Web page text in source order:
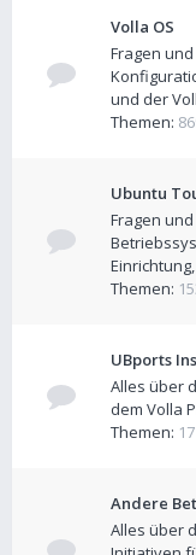
Volla OS
Fragen
und der
Themen:
Ubuntu
Fragen
Themen:
UBports
Alles über
dem Volla
Themen: 17
Andere
Alles über